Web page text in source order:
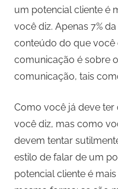
um potencial cliente é
você diz. Apenas 7%
conteúdo do que você
comunicação é sobre
comunicação, tais
Como você já deve ter
você diz, mas como
devem tentar
estilo de falar de um
potencial cliente é